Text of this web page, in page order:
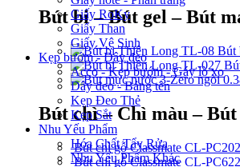
Bút bi – Bút gel – Bút
Bút
Bút chì – Chì màu –
Bút chì gỗ Classmate CL-PC202
Bút chì gỗ Classmate CL-PC622
Giấy RoKy
Giấy Than
Giấy Vệ Sinh
Kẹp bướm - Dây đeo
Acco - Kẹp bướm - Gáy lò xo
Dây đeo - Bảng tên
Kẹp Đeo Thẻ
Kẹp Sắt
Nhu Yếu Phẩm
Hóa Chất Tẩy Rửa
Nhu Yếu Phẩm Khác